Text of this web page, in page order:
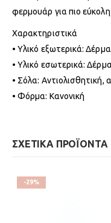
φερμουάρ για πιο
Χαρακτηριστικά
• Υλικό εξωτερικά: Δέρμα
• Υλικό εσωτερικά: Δέρμα
• Σόλα: Αντιολισθητική,
• Φόρμα: Κανονική
ΣΧΕΤΙΚΑ ΠΡΟΪΟΝΤΑ
-29%